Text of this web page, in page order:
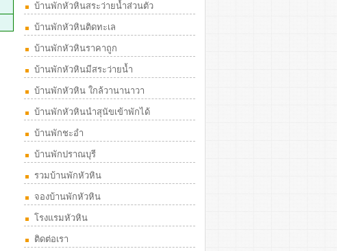
บ้านพักหัวหินสระว่ายน้ำส่วนตัว
บ้านพักหัวหินติดทะเล
บ้านพักหัวหินราคาถูก
บ้านพักหัวหินมีสระว่ายน้ำ
บ้านพักหัวหิน ใกล้วานานาวา
บ้านพักหัวหินนำสุนัขเข้าพักได้
บ้านพักชะอำ
บ้านพักปราณบุรี
รวมบ้านพักหัวหิน
จองบ้านพักหัวหิน
โรงแรมหัวหิน
ติดต่อเรา